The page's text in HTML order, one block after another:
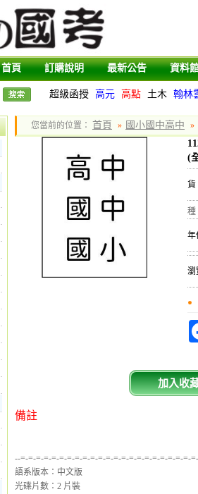
首頁 訂購說明 最新公告 資料
超級函授 高元 高點 土木 翰林
您當前的位置： 首頁 » 國小國中高中 »
(
年
瀏
加入收
備註
--=-=-=-=-=-=-=-=-=-=-=-=-=-=-=-=-=-=-=-=-=-=-
語系版本：中文版
光碟片數：2 片裝